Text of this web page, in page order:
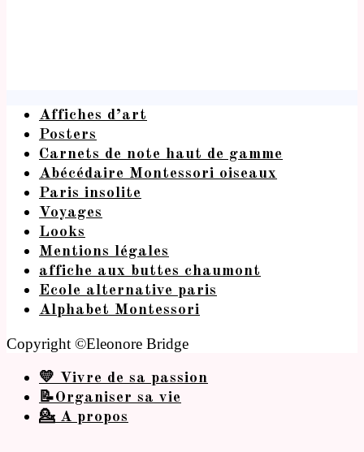
Affiches d’art
Posters
Carnets de note haut de gamme
Abécédaire Montessori oiseaux
Paris insolite
Voyages
Looks
Mentions légales
affiche aux buttes chaumont
Ecole alternative paris
Alphabet Montessori
Copyright ©Eleonore Bridge
💛 Vivre de sa passion
📝Organiser sa vie
💁 A propos